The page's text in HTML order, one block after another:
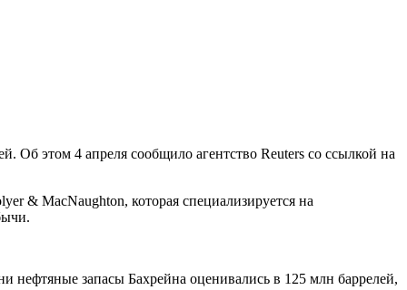
Об этом 4 апреля сообщило агентство Reuters со ссылкой на
& MacNaughton, которая специализируется на
нефтяные запасы Бахрейна оценивались в 125 млн баррелей,